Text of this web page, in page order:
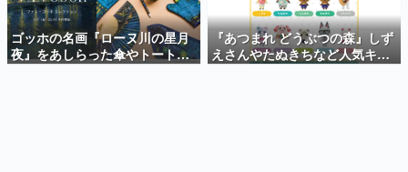
新世代に訊く
これからのデジタルゲーム市場を担う若きクリエイター達
の姿を追い、彼らのルーツと情熱を探っていきます。
ゴッホの名画『ローヌ川の星月
夜』をあしらった傘やトートバ
ッグなどが登場。8月7日21時よ
『あつまれ どうぶつの森』しず
えさんやたぬきちなど人気キャ
ラクターのフロッキードールが9